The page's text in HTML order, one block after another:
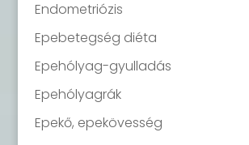
Endometriózis
Epebetegség diéta
Epehólyag-gyulladás
Epehólyagrák
Epekő, epekövesség